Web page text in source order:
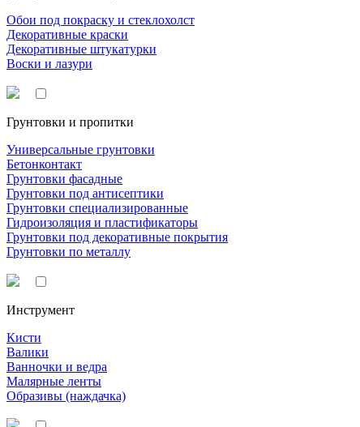
Обои под покраску и стеклохолст
Декоративные краски
Декоративные штукатурки
Воски и лазури
Грунтовки и пропитки
Универсальные грунтовки
Бетонконтакт
Грунтовки фасадные
Грунтовки под антисептики
Грунтовки специализированные
Гидроизоляция и пластификаторы
Грунтовки под декоративные покрытия
Грунтовки по металлу
Инструмент
Кисти
Валики
Ванночки и ведра
Малярные ленты
Образивы (наждачка)